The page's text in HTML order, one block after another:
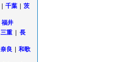
千葉
茨
福井
三重
長
奈良
和歌